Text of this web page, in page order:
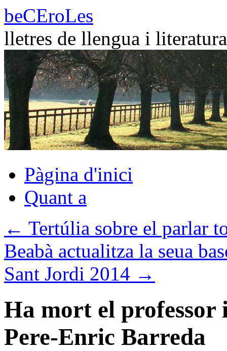
Vés
al
contingut
beCEroLes
lletres de llengua i literatura
Pàgina d'inici
Quant a
← Tertúlia sobre el parlar
Beabà actualitza la seua
Sant Jordi 2014 →
Ha mort el professor
Pere-Enric Barreda